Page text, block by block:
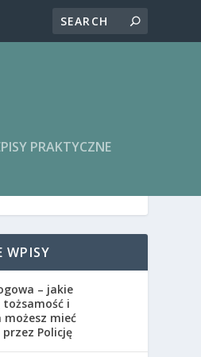
PRAKTYCZNE
WPISY
– jakie
i
mieć
Policję